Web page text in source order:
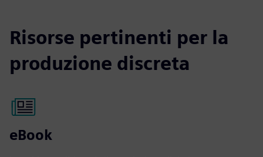
Risorse pertinenti per la
produzione discreta
eBook